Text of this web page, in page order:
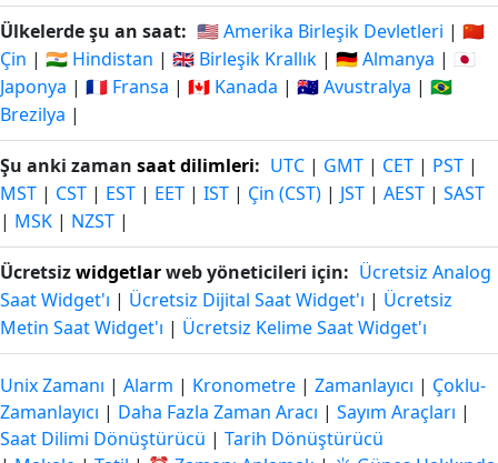
Ülkelerde şu an saat: 🇺🇸 Amerika Birleşik Devletleri | 🇨🇳
Çin | 🇮🇳 Hindistan | 🇬🇧 Birleşik Krallık | 🇩🇪 Almanya | 🇯🇵
Japonya | 🇫🇷 Fransa | 🇨🇦 Kanada | 🇦🇺 Avustralya | 🇧🇷
Brezilya |
Şu anki zaman saat dilimleri: UTC | GMT | CET | PST |
MST | CST | EST | EET | IST | Çin (CST) | JST | AEST | SAST
| MSK | NZST |
Ücretsizwidgetlarweb yöneticileri için: Ücretsiz Analog
Saat Widget'ı | Ücretsiz Dijital Saat Widget'ı | Ücretsiz
Metin Saat Widget'ı | Ücretsiz Kelime Saat Widget'ı
Unix Zamanı | Alarm | Kronometre | Zamanlayıcı | Çoklu-
Zamanlayıcı | Daha Fazla Zaman Aracı | Sayım Araçları |
Saat Dilimi Dönüştürücü | Tarih Dönüştürücü